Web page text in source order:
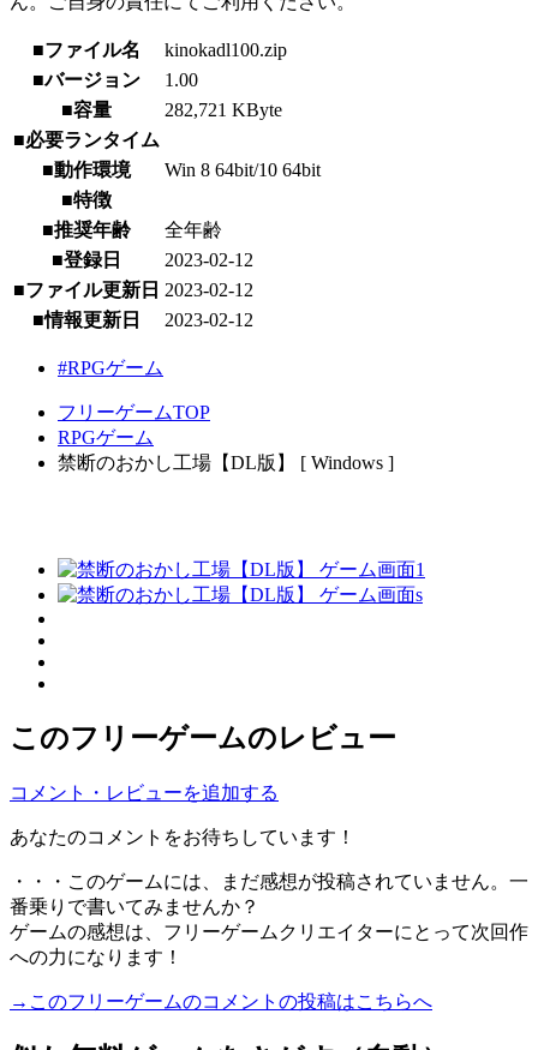
■ファイル名
kinokadl100.zip
■バージョン
1.00
■容量
282,721 KByte
■必要ランタイム
■動作環境
Win 8 64bit/10 64bit
■特徴
■推奨年齢
全年齢
■登録日
2023-02-12
■ファイル更新日 2023-02-12
■情報更新日
2023-02-12
#RPGゲーム
フリーゲームTOP
RPGゲーム
禁断のおかし工場【DL版】 [ Windows ]
このフリーゲームのレビュー
コメント・レビューを追加する
あなたのコメントをお待ちしています！
・・・このゲームには、まだ感想が投稿されていません。一
番乗りで書いてみませんか？
ゲームの感想は、フリーゲームクリエイターにとって次回作
への力になります！
→このフリーゲームのコメントの投稿はこちらへ